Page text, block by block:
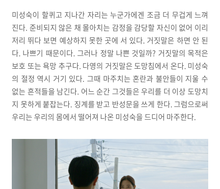
미성숙이 할퀴고 지나간 자리는 누군가에겐 조금 더 무겁게 느껴
진다. 준비되지 않은 채 몰아치는 감정을 감당할 자신이 없어 이리
저리 뛰다 보면 예상하지 못한 곳에 서 있다. 거짓말은 하면 안 된
다. 나쁘기 때문이다. 그러나 정말 나쁜 것일까? 거짓말의 목적은
보호 또는 욕망 추구다. 다영의 거짓말은 도망침에서 온다. 미성숙
의 절정 역시 거기 있다. 그때 마주치는 혼란과 불안들이 지울 수
없는 흔적들을 남긴다. 어느 순간 그것들은 우리를 더 이상 도망치
지 못하게 붙잡는다. 징계를 받고 반성문을 쓰게 한다. 그럼으로써
우리는 우리의 몸에서 떨어져 나온 미성숙을 드디어 마주한다.